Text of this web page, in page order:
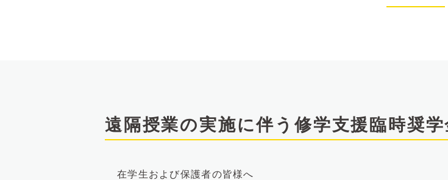
遠隔授業の実施に伴う修学支援臨時奨
在学生および保護者の皆様へ